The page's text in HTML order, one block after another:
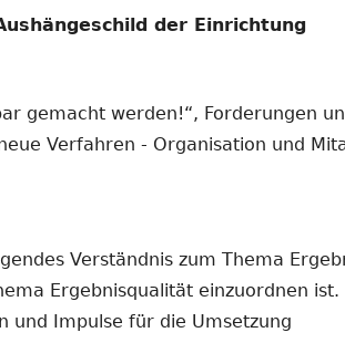
der Einrichtung
gemacht werden!“, Forderungen
Verfahren - Organisation und
Verständnis zum Thema
Ergebnisqualität einzuordnen ist.
und Impulse für die Umsetzung